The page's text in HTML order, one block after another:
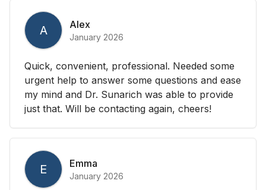
A Alex
January 2026
Quick, convenient, professional. Needed some
urgent help to answer some questions and ease
my mind and Dr. Sunarich was able to provide
just that. Will be contacting again, cheers!
E Emma
January 2026